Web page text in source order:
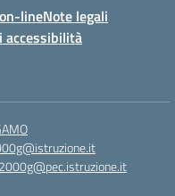
lineNote legali
accessibilità